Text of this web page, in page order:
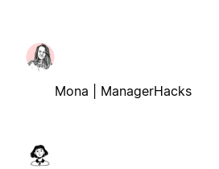
Mona | ManagerHacks